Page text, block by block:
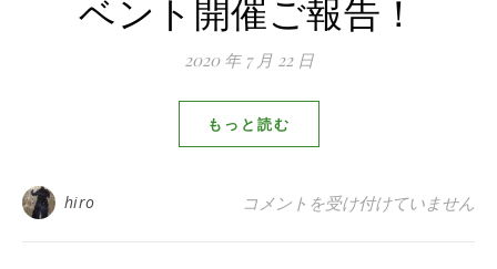
ベント開催ご報告！
2020 年 7 月 22 日
もっと読む
hiro 【京都 宇治茶 和束町】夏の茶
コメントを受け付けていません